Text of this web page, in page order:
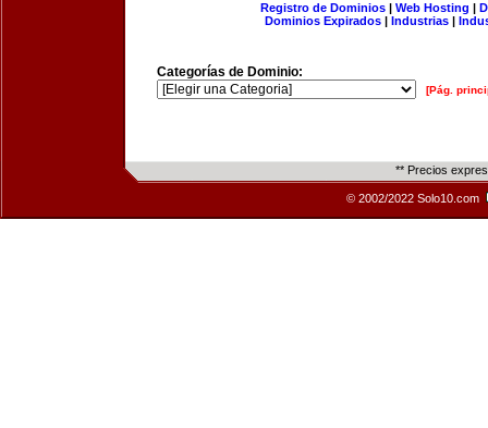
Registro de Dominios| Web Hosting |
Dominios Expirados | Industrias |
Categorías de Dominio:
[Pág.
** Precios
© 2002/2022 Solo10.com